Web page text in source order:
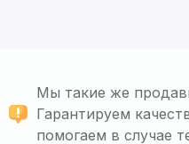
Мы такие же
Гарантируем
помогаем в случае